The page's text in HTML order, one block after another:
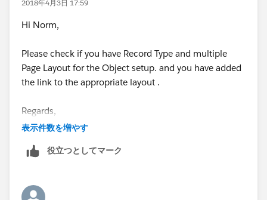
2018年4月3日 17:59
Hi Norm,
Please check if you have Record Type and multiple
Page Layout for the Object setup. and you have added
the link to the appropriate layout .
Regards,
表示件数を増やす
役立つとしてマーク